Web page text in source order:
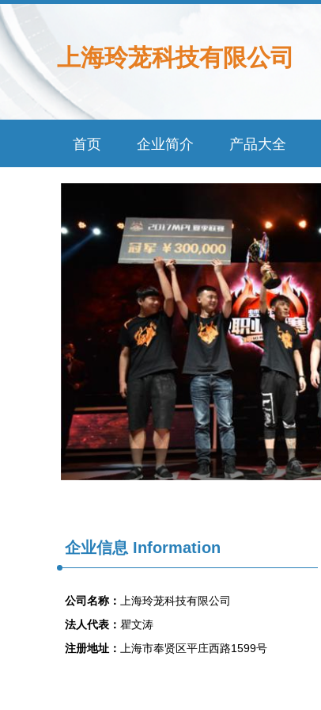
上海玲茏科技有限公司
首页 企业简介 产品大全
企业信息 Information
公司名称：
上海玲茏科技有限公司
法人代表： 瞿文涛
注册地址：
上海市奉贤区平庄西路1599号